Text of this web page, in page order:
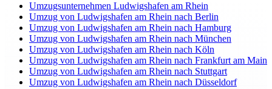
Umzugsunternehmen Ludwigshafen am Rhein
Umzug von Ludwigshafen am Rhein nach Berlin
Umzug von Ludwigshafen am Rhein nach Hamburg
Umzug von Ludwigshafen am Rhein nach München
Umzug von Ludwigshafen am Rhein nach Köln
Umzug von Ludwigshafen am Rhein nach Frankfurt am Main
Umzug von Ludwigshafen am Rhein nach Stuttgart
Umzug von Ludwigshafen am Rhein nach Düsseldorf